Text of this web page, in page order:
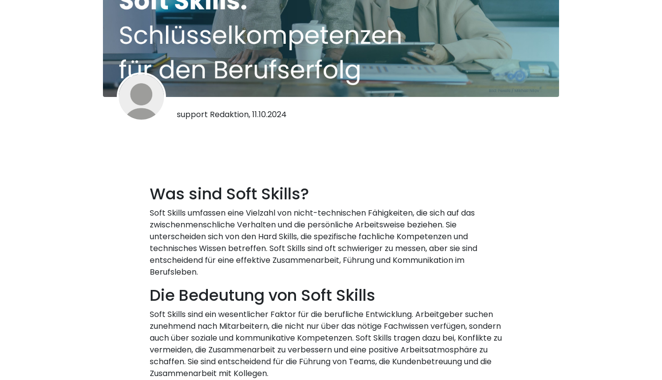
support Redaktion, 11.10.2024
Was sind Soft Skills?
Soft Skills umfassen eine Vielzahl von nicht-technischen Fähigkeiten, die sich auf das
zwischenmenschliche Verhalten und die persönliche Arbeitsweise beziehen. Sie
unterscheiden sich von den Hard Skills, die spezifische fachliche Kompetenzen und
technisches Wissen betreffen. Soft Skills sind oft schwieriger zu messen, aber sie sind
entscheidend für eine effektive Zusammenarbeit, Führung und Kommunikation im
Berufsleben.
Die Bedeutung von Soft Skills
Soft Skills sind ein wesentlicher Faktor für die berufliche Entwicklung. Arbeitgeber suchen
zunehmend nach Mitarbeitern, die nicht nur über das nötige Fachwissen verfügen, sondern
auch über soziale und kommunikative Kompetenzen. Soft Skills tragen dazu bei, Konflikte zu
vermeiden, die Zusammenarbeit zu verbessern und eine positive Arbeitsatmosphäre zu
schaffen. Sie sind entscheidend für die Führung von Teams, die Kundenbetreuung und die
Zusammenarbeit mit Kollegen.